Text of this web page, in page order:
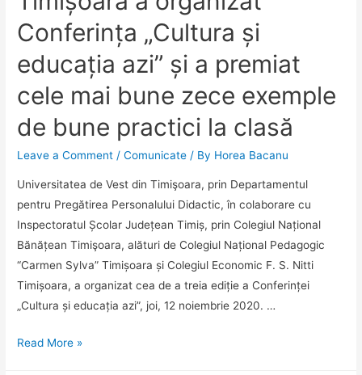
Conferința „Cultura și
educația azi” și a premiat
cele mai bune zece exemple
de bune practici la clasă
Leave a Comment /Comunicate / By Horea Bacanu
Universitatea de Vest din Timişoara, prin Departamentul
pentru Pregătirea Personalului Didactic, în colaborare cu
Inspectoratul Școlar Județean Timiș, prin Colegiul Național
Bănățean Timişoara, alături de Colegiul Național Pedagogic
“Carmen Sylva” Timișoara și Colegiul Economic F. S. Nitti
Timișoara, a organizat cea de a treia ediție a Conferinței
„Cultura și educația azi”, joi, 12 noiembrie 2020. …
Universitatea
Read More »